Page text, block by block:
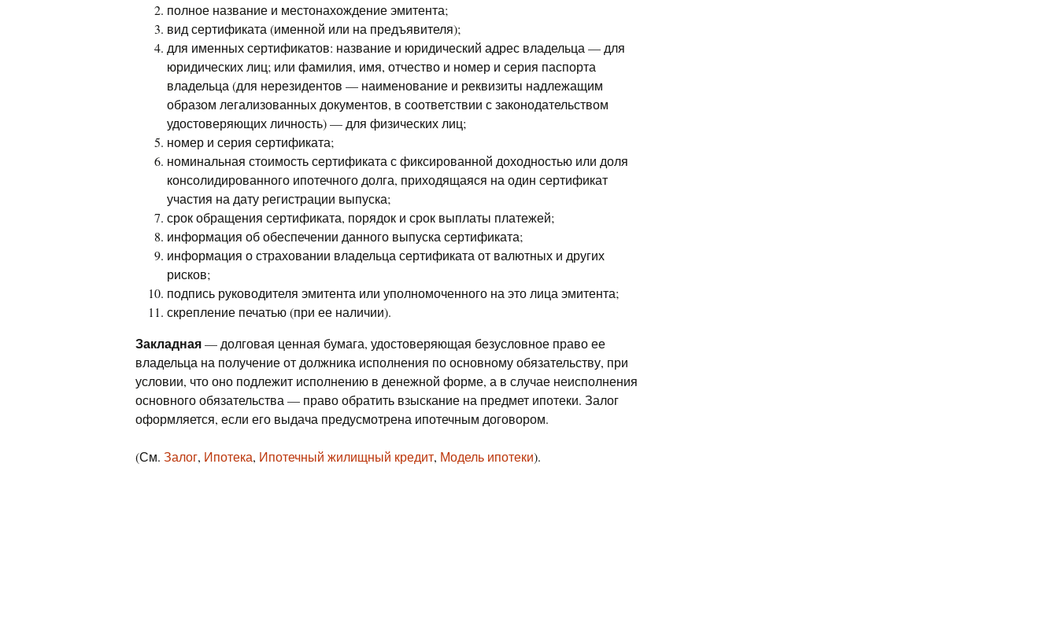
полное название и местонахождение эмитента;
вид сертификата (именной или на предъявителя);
для именных сертификатов: название и юридический адрес владельца — для
юридических лиц; или фамилия, имя, отчество и номер и серия паспорта
владельца (для нерезидентов — наименование и реквизиты надлежащим
образом легализованных документов, в соответствии с законодательством
удостоверяющих личность) — для физических лиц;
номер и серия сертификата;
номинальная стоимость сертификата с фиксированной доходностью или доля
консолидированного ипотечного долга, приходящаяся на один сертификат
участия на дату регистрации выпуска;
срок обращения сертификата, порядок и срок выплаты платежей;
информация об обеспечении данного выпуска сертификата;
информация о страховании владельца сертификата от валютных и других
рисков;
подпись руководителя эмитента или уполномоченного на это лица эмитента;
скрепление печатью (при ее наличии).
Закладная— долговая ценная бумага, удостоверяющая безусловное право ее
владельца на получение от должника исполнения по основному обязательству, при
условии, что оно подлежит исполнению в денежной форме, а в случае неисполнения
основного обязательства — право обратить взыскание на предмет ипотеки. Залог
оформляется, если его выдача предусмотрена ипотечным договором.
(См. Залог, Ипотека, Ипотечный жилищный кредит, Модель ипотеки).